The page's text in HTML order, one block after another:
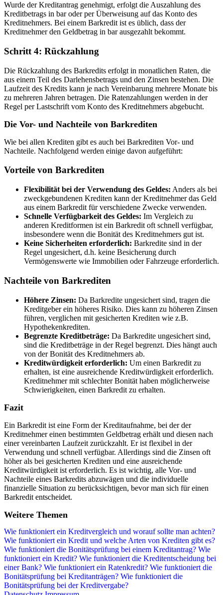
Wurde der Kreditantrag genehmigt, erfolgt die Auszahlung des
Kreditbetrags in bar oder per Überweisung auf das Konto des
Kreditnehmers. Bei einem Barkredit ist es üblich, dass der
Kreditnehmer den Geldbetrag in bar ausgezahlt bekommt.
Schritt 4: Rückzahlung
Die Rückzahlung des Barkredits erfolgt in monatlichen Raten, die
aus einem Teil des Darlehensbetrags und den Zinsen bestehen. Die
Laufzeit des Kredits kann je nach Vereinbarung mehrere Monate bis
zu mehreren Jahren betragen. Die Ratenzahlungen werden in der
Regel per Lastschrift vom Konto des Kreditnehmers abgebucht.
Die Vor- und Nachteile von Barkrediten
Wie bei allen Krediten gibt es auch bei Barkrediten Vor- und
Nachteile. Nachfolgend werden einige davon aufgeführt:
Vorteile von Barkrediten
Flexibilität bei der Verwendung des Geldes: Anders als bei
zweckgebundenen Krediten kann der Kreditnehmer das Geld
aus einem Barkredit für verschiedene Zwecke verwenden.
Schnelle Verfügbarkeit des Geldes: Im Vergleich zu
anderen Kreditformen ist ein Barkredit oft schnell verfügbar,
insbesondere wenn die Bonität des Kreditnehmers gut ist.
Keine Sicherheiten erforderlich: Barkredite sind in der
Regel ungesichert, d.h. keine Besicherung durch
Vermögenswerte wie Immobilien oder Fahrzeuge erforderlich.
Nachteile von Barkrediten
Höhere Zinsen: Da Barkredite ungesichert sind, tragen die
Kreditgeber ein höheres Risiko. Dies kann zu höheren Zinsen
führen, verglichen mit gesicherten Krediten wie z.B.
Hypothekenkrediten.
Begrenzte Kreditbeträge: Da Barkredite ungesichert sind,
sind die Kreditbeträge in der Regel begrenzt. Dies hängt auch
von der Bonität des Kreditnehmers ab.
Kreditwürdigkeit erforderlich: Um einen Barkredit zu
erhalten, ist eine ausreichende Kreditwürdigkeit erforderlich.
Kreditnehmer mit schlechter Bonität haben möglicherweise
Schwierigkeiten, einen Barkredit zu erhalten.
Fazit
Ein Barkredit ist eine Form der Kreditaufnahme, bei der der
Kreditnehmer einen bestimmten Geldbetrag erhält und diesen nach
einer vereinbarten Laufzeit zurückzahlt. Er ist flexibel in der
Verwendung und schnell verfügbar. Allerdings sind die Zinsen oft
höher als bei gesicherten Krediten und eine ausreichende
Kreditwürdigkeit ist erforderlich. Es ist wichtig, alle Vor- und
Nachteile eines Barkredits abzuwägen und die individuelle
finanzielle Situation zu berücksichtigen, bevor man sich für einen
Barkredit entscheidet.
Weitere Themen
Wie funktioniert ein Kreditvergleich und worauf sollte man achten?
Wie funktioniert ein Kredit und welche Arten von Krediten gibt es?
Wie funktioniert die Bonitätsprüfung bei einem Kreditantrag? Wie
funktioniert ein Kredit? Wie funktioniert die Kreditentscheidung bei
einer Bank? Wie funktioniert ein Ratenkredit? Wie funktioniert die
Bonitätsprüfung bei Kreditanträgen? Wie funktioniert die
Bonitätsprüfung bei der Kreditvergabe?